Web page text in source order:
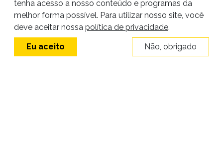
Site desenvolvido por
tenha acesso a nosso conteúdo e programas da
melhor forma possível. Para utilizar nosso site, você
deve aceitar nossa política de privacidade.
Eu aceito Não, obrigado